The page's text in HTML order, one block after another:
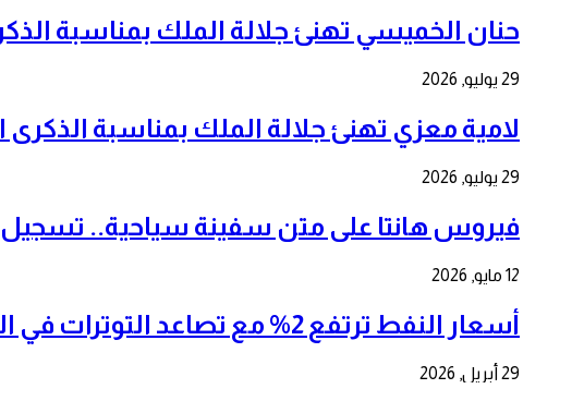
حنان الخميسي تهنئ جلالة الملك بمناسبة الذكرى ال 27
29 يوليو, 2026
لامية معزي تهنئ جلالة الملك بمناسبة الذكرى ال 27 لعيد
29 يوليو, 2026
فيروس هانتا على متن سفينة سياحية.. تسجيل
12 مايو, 2026
أسعار النفط ترتفع 2% مع تصاعد التوترات في الشرق الأوسط وإغلاق مضيق هرمز
29 أبريل, 2026